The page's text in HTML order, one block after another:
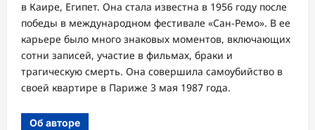
в Каире, Египет. Она стала известна в 1956 году после
победы в международном фестивале «Сан-Ремо». В ее
карьере было много знаковых моментов, включающих
сотни записей, участие в фильмах, браки и
трагическую смерть. Она совершила самоубийство в
своей квартире в Париже 3 мая 1987 года.
Об авторе